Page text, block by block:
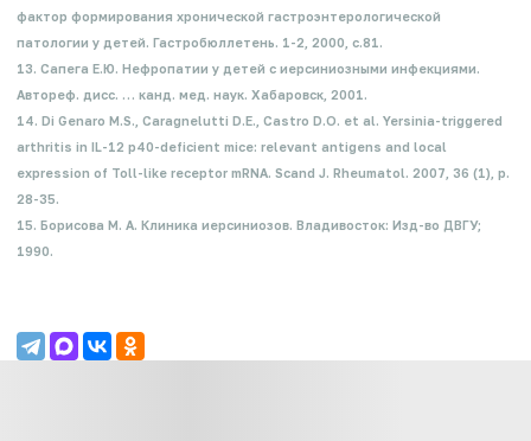
фактор формирования хронической гастроэнтерологической
патологии у детей. Гастробюллетень. 1-2, 2000, с.81.
13. Сапега Е.Ю. Нефропатии у детей с иерсиниозными инфекциями.
Автореф. дисс. … канд. мед. наук. Хабаровск, 2001.
14. Di Genaro M.S., Caragnelutti D.E., Castro D.O. et al. Yersinia-triggered
arthritis in IL-12 p40-deficient mice: relevant antigens and local
expression of Toll-like receptor mRNA. Scand J. Rheumatol. 2007, 36 (1), p.
28-35.
15. Борисова М. А. Клиника иерсиниозов. Владивосток: Изд-во ДВГУ;
1990.